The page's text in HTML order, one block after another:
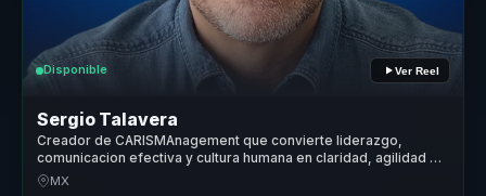
Disponible Ver Reel
Sergio Talavera
Creador de CARISMAnagement que convierte liderazgo,
comunicacion efectiva y cultura humana en claridad, agilidad y
cohesion para equipos.
MX